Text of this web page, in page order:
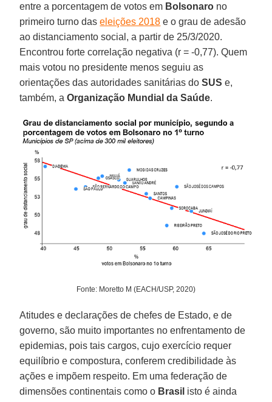
entre a porcentagem de votos em Bolsonaro no
primeiro turno das eleições 2018 e o grau de adesão
ao distanciamento social, a partir de 25/3/2020.
Encontrou forte correlação negativa (r = -0,77). Quem
mais votou no presidente menos seguiu as
orientações das autoridades sanitárias doSUS e,
também, aOrganização Mundial da Saúde.
Fonte: Moretto M (EACH/USP, 2020)
Atitudes e declarações de chefes de Estado, e de
governo, são muito importantes no enfrentamento de
epidemias, pois tais cargos, cujo exercício requer
equilíbrio e compostura, conferem credibilidade às
ações e impõem respeito. Em uma federação de
dimensões continentais como o Brasil isto é ainda